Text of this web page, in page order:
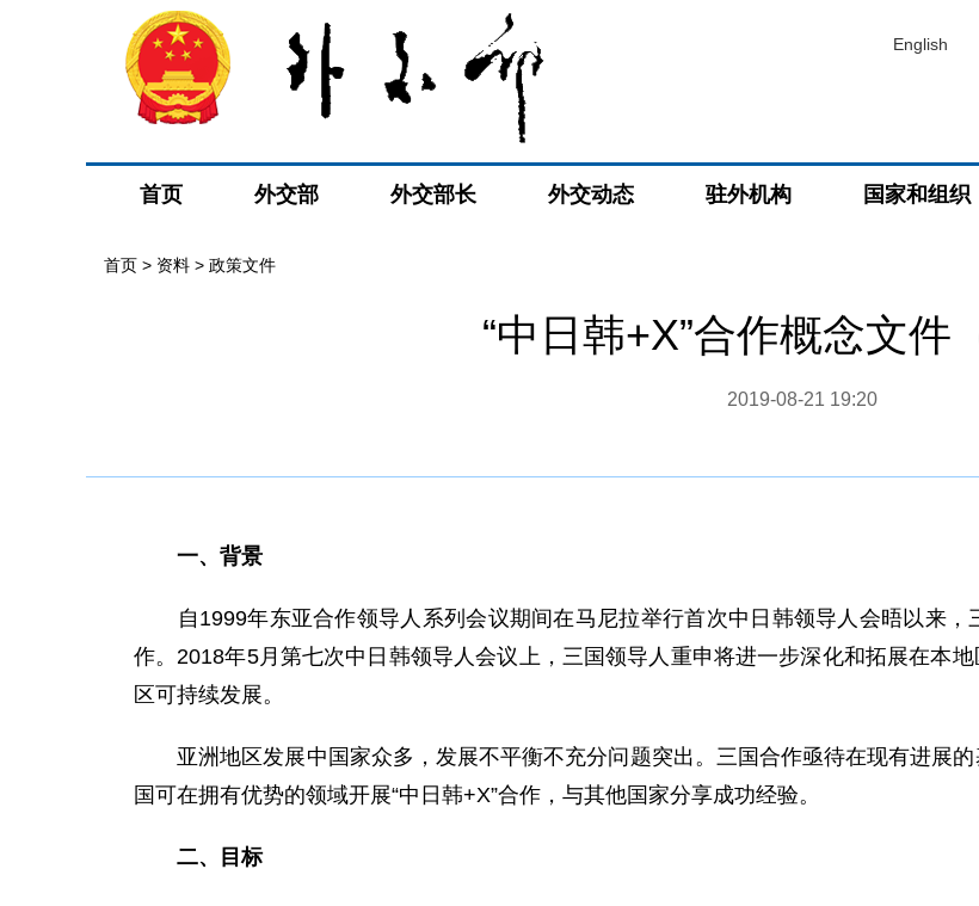
English
首页 外交部 外交部长 外交动态 驻外机构 国家和组织
首页 > 资料 > 政策文件
“中日韩+X”合作概念文件
2019-08-21 19:20
一、背景
自1999年东亚合作领导人系列会议期间在马尼拉举行首次中日韩领导人会晤以来，
作。2018年5月第七次中日韩领导人会议上，三国领导人重申将进一步深化和拓展在本
区可持续发展。
亚洲地区发展中国家众多，发展不平衡不充分问题突出。三国合作亟待在现有进展的
国可在拥有优势的领域开展“中日韩+X”合作，与其他国家分享成功经验。
二、目标